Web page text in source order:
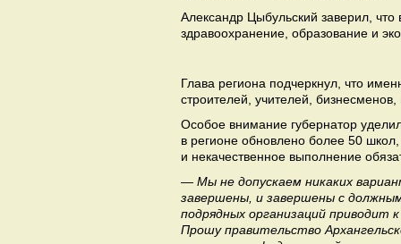
Александр Цыбульский заверил,
здравоохранение, образование и
Глава региона подчеркнул, что
строителей, учителей,
Особое внимание губернатор
в регионе обновлено более 50
и некачественное выполнение
— Мы не допускаем никаких
завершены, и завершены с
подрядных организаций
Прошу правительство